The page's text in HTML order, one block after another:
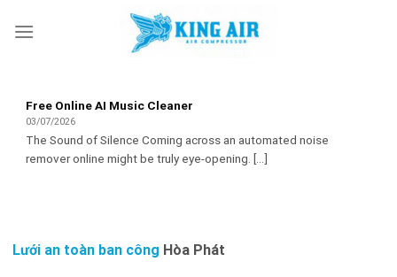
Free Online AI Music Cleaner
03/07/2026
The Sound of Silence Coming across an automated noise
remover online might be truly eye-opening. [...]
Lưới an toàn ban công Hòa Phát